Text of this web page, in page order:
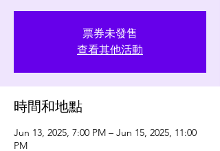
票券未發售
查看其他活動
時間和地點
Jun 13, 2025, 7:00 PM – Jun 15, 2025, 11:00
PM